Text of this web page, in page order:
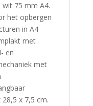
wit 75 mm A4.
het opbergen
in A4
met
en
met
x 7,5 cm.